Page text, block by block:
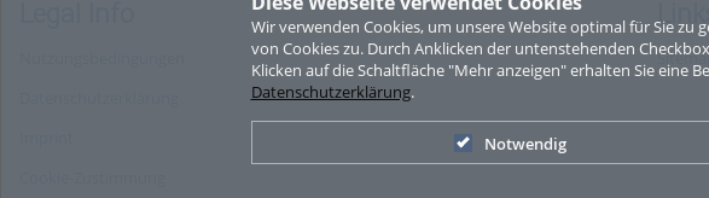
Wir verwenden Cookies, um unsere Website optimal für Sie
von Cookies zu. Durch Anklicken der untenstehenden
Klicken auf die Schaltfläche "Mehr anzeigen" erhalten Sie eine
Datenschutzerklärung.
Notwendig
Links